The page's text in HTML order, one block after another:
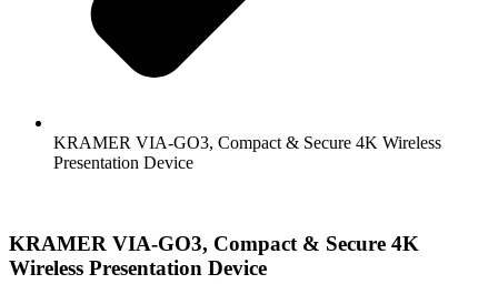
KRAMER VIA-GO3, Compact & Secure 4K Wireless
Presentation Device
KRAMER VIA-GO3, Compact & Secure 4K
Wireless Presentation Device